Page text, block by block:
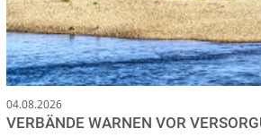
04.08.2026
VERBÄNDE WARNEN VOR